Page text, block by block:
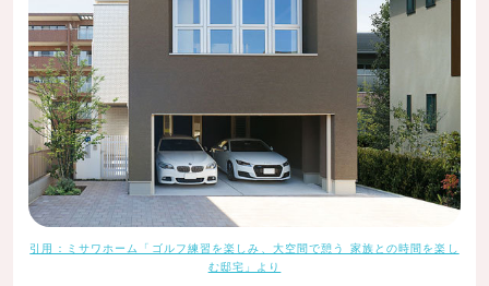
引用：ミサワホーム「ゴルフ練習を楽しみ、大空間で憩う 家族との時間を楽し
む邸宅」より